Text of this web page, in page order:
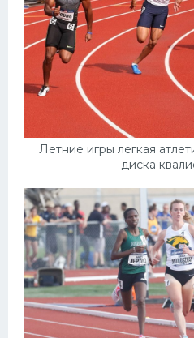
Летние игры легкая
диска